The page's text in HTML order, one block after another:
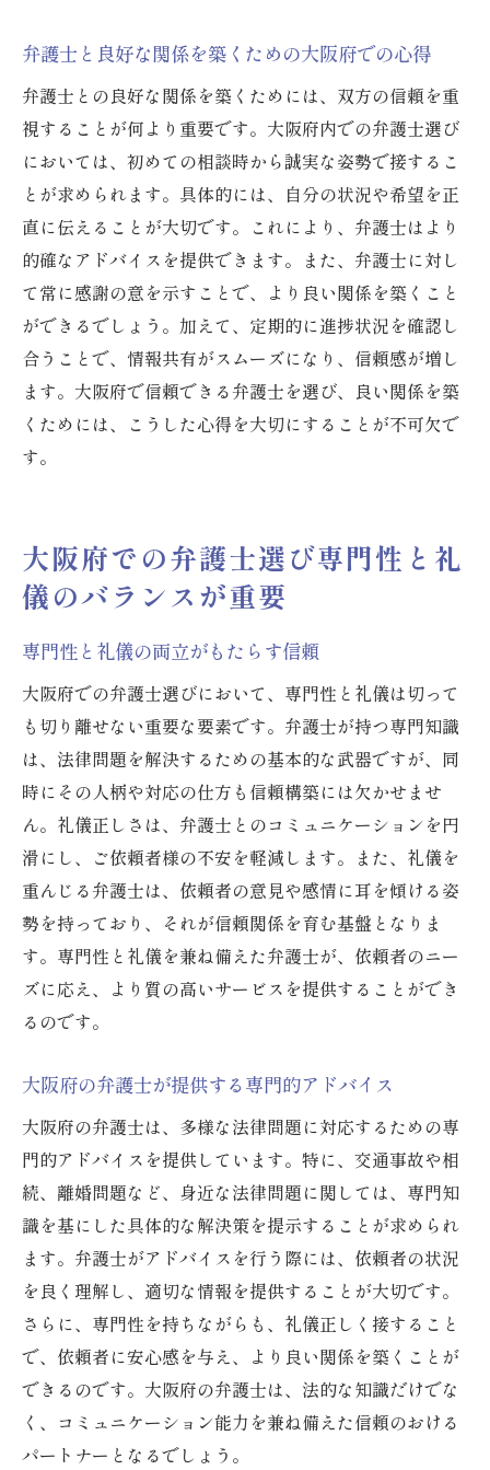
礼儀がもたらす安心感の理由
大阪府での信頼できる弁護士選びの礼儀
弁護士との信頼関係の構築における礼儀の
安心して依頼できる弁護士選びの礼儀
大阪府内で信頼感を高める弁護士選び
礼儀が弁護士選びに与える安心感
弁護士と良好な関係を築くための大阪府での心得
弁護士との良好な関係を築くためには、双方の信頼を重
視することが何より重要です。大阪府内での弁護士選び
においては、初めての相談時から誠実な姿勢で接するこ
とが求められます。具体的には、自分の状況や希望を正
直に伝えることが大切です。これにより、弁護士はより
的確なアドバイスを提供できます。また、弁護士に対し
て常に感謝の意を示すことで、より良い関係を築くこと
ができるでしょう。加えて、定期的に進捗状況を確認し
合うことで、情報共有がスムーズになり、信頼感が増し
ます。大阪府で信頼できる弁護士を選び、良い関係を築
くためには、こうした心得を大切にすることが不可欠で
す。
大阪府での弁護士選び専門性と礼
儀のバランスが重要
専門性と礼儀の両立がもたらす信頼
大阪府での弁護士選びにおいて、専門性と礼儀は切って
も切り離せない重要な要素です。弁護士が持つ専門知識
は、法律問題を解決するための基本的な武器ですが、同
時にその人柄や対応の仕方も信頼構築には欠かせませ
ん。礼儀正しさは、弁護士とのコミュニケーションを円
滑にし、ご依頼者様の不安を軽減します。また、礼儀を
重んじる弁護士は、依頼者の意見や感情に耳を傾ける姿
勢を持っており、それが信頼関係を育む基盤となりま
す。専門性と礼儀を兼ね備えた弁護士が、依頼者のニー
ズに応え、より質の高いサービスを提供することができ
るのです。
大阪府の弁護士が提供する専門的アドバイス
大阪府の弁護士は、多様な法律問題に対応するための専
門的アドバイスを提供しています。特に、交通事故や相
続、離婚問題など、身近な法律問題に関しては、専門知
識を基にした具体的な解決策を提示することが求められ
ます。弁護士がアドバイスを行う際には、依頼者の状況
を良く理解し、適切な情報を提供することが大切です。
さらに、専門性を持ちながらも、礼儀正しく接すること
で、依頼者に安心感を与え、より良い関係を築くことが
できるのです。大阪府の弁護士は、法的な知識だけでな
く、コミュニケーション能力を兼ね備えた信頼のおける
パートナーとなるでしょう。